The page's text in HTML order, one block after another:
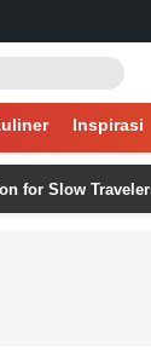
Inspirasi
Travelers